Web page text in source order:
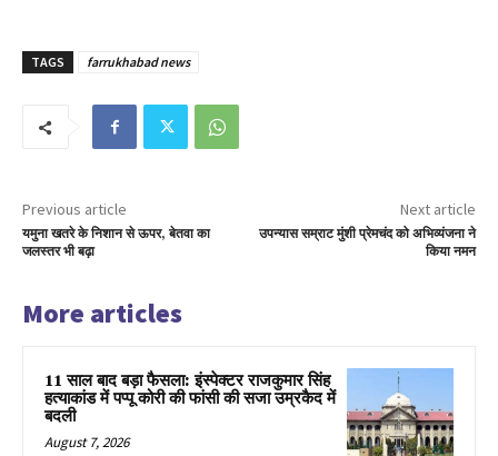
TAGS farrukhabad news
Previous article
यमुना खतरे के निशान से ऊपर, बेतवा का
जलस्तर भी बढ़ा
Next article
उपन्यास सम्राट मुंशी प्रेमचंद को अभिव्यंजना ने
किया नमन
More articles
11 साल बाद बड़ा फैसला: इंस्पेक्टर राजकुमार सिंह
हत्याकांड में पप्पू कोरी की फांसी की सजा उम्रकैद में
बदली
August 7, 2026